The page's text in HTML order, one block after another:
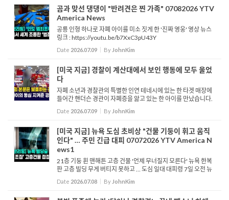
곰과 맞선 댕댕이 "반려견은 찐 가족" 07082026 YTV
America News
공룡 인형 하나로 자폐 아이를 미소 짓게 한 '진짜 영웅' 영상 뉴스
링크 : https://youtu.be/b7XxC3pU43Y
Date 2026.07.09 By JohnKim
[미국 지금] 경찰이 계산대에서 보인 행동에 모두 울었
다
자폐 소년과 경찰관의 특별한 인연 테네시에 있는 한 타겟 매장에
들어간 핸더슨 경관이 자폐증을 앓고 있는 한 아이를 만났습니다.
아이는 공룡 인형을 원하는 듯 보입니다. 아이가 원하는 인형을 사
주고 싶은 핸더슨 경관이 말을 걸...
Date 2026.07.09 By JohnKim
[미국 지금] 뉴욕 도심 초비상 "건물 기둥이 휘고 움직
인다" … 주민 긴급 대피 07072026 YTV America N
ews1
21층 기둥 휜 맨해튼 고층 건물 '언제 무너질지 모른다' 뉴욕 한복
판 고층 빌딩 무게 버티지 못하고 … 도심 일대 대피령 7일 오전 뉴
욕 맨해튼의 한 고층 건물 증축 공사 현장에서 심각한 붕괴 조짐이
발생해 도심 일대...
Date 2026.07.08 By JohnKim